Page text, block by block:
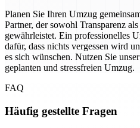
Planen Sie Ihren Umzug
Partner, der sowohl Transparenz
gewährleistet. Ein professionelles
dafür, dass nichts vergessen wird
es sich wünschen. Nutzen Sie
geplanten und stressfreien Umzug.
FAQ
Häufig gestellte Fragen